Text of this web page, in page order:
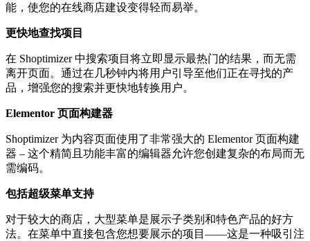
能，使您的在线商店建设变得轻而易举。
更快地查找项目
在 Shoptimizer 中搜索项目将立即显示最热门的结果，而无需
离开页面。通过在几秒钟内将用户引导至他们正在寻找的产
品，增强您的搜索并更快地转换用户。
Elementor 页面构建器
Shoptimizer 为内容页面使用了非常强大的 Elementor 页面构建
器 – 这个精简且功能丰富的编辑器允许您创建复杂的布局而无
需编码。
包括超级菜单支持
对于较大的商店，大型菜单是展示子类别和特色产品的好方
法。在菜单中直接包含您想要展示的项目——这是一种吸引注